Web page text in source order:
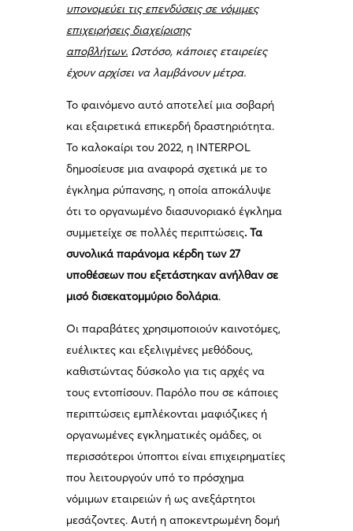
υπονομεύει τις επενδύσεις σε νόμιμες
επιχειρήσεις διαχείρισης
αποβλήτων. Ωστόσο, κάποιες εταιρείες
έχουν αρχίσει να λαμβάνουν μέτρα.
Το φαινόμενο αυτό αποτελεί μια σοβαρή
και εξαιρετικά επικερδή δραστηριότητα.
Το καλοκαίρι του 2022, η INTERPOL
δημοσίευσε μια αναφορά σχετικά με το
έγκλημα ρύπανσης, η οποία αποκάλυψε
ότι το οργανωμένο διασυνοριακό έγκλημα
συμμετείχε σε πολλές περιπτώσεις. Τα
συνολικά παράνομα κέρδη των 27
υποθέσεων που εξετάστηκαν ανήλθαν σε
μισό δισεκατομμύριο δολάρια.
Οι παραβάτες χρησιμοποιούν καινοτόμες,
ευέλικτες και εξελιγμένες μεθόδους,
καθιστώντας δύσκολο για τις αρχές να
τους εντοπίσουν. Παρόλο που σε κάποιες
περιπτώσεις εμπλέκονται μαφιόζικες ή
οργανωμένες εγκληματικές ομάδες, οι
περισσότεροι ύποπτοι είναι επιχειρηματίες
που λειτουργούν υπό το πρόσχημα
νόμιμων εταιρειών ή ως ανεξάρτητοι
μεσάζοντες. Αυτή η αποκεντρωμένη δομή